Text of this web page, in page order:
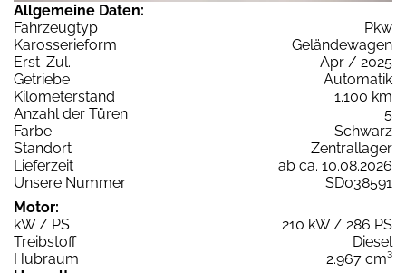
Allgemeine Daten:
Fahrzeugtyp
Pkw
Karosserieform
Geländewagen
Erst-Zul.
Apr / 2025
Getriebe
Automatik
Kilometerstand
1.100 km
Anzahl der Türen
5
Farbe
Schwarz
Standort
Zentrallager
Lieferzeit
ab ca. 10.08.2026
Unsere Nummer
SD038591
Motor:
kW / PS
210 kW / 286 PS
Treibstoff
Diesel
Hubraum
2.967 cm³